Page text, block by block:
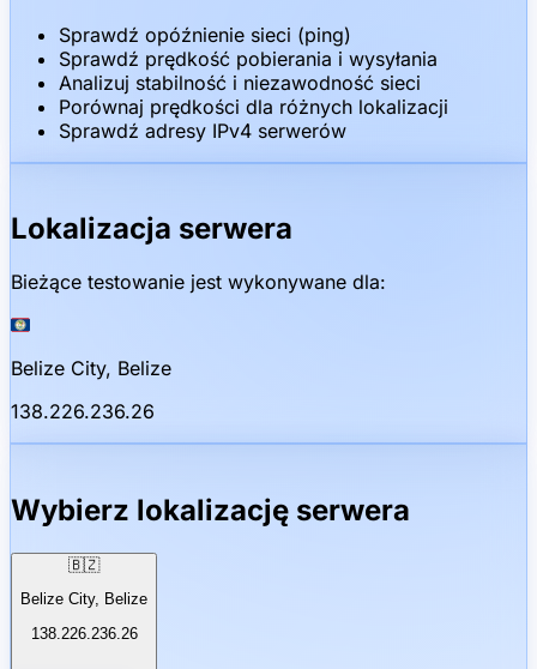
Sprawdź opóźnienie sieci (ping)
Sprawdź prędkość pobierania i wysyłania
Analizuj stabilność i niezawodność sieci
Porównaj prędkości dla różnych lokalizacji
Sprawdź adresy IPv4 serwerów
Lokalizacja serwera
Bieżące testowanie jest wykonywane dla:
🇧🇿
Belize City, Belize
138.226.236.26
Wybierz lokalizację serwera
🇧🇿
Belize City, Belize
138.226.236.26